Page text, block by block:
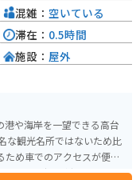
や海岸を一望できる高台
め車でのアクセスが便利
閉まる時間が少し早いため
混雑： 空いている
滞在： 0.5時間
施設： 屋外